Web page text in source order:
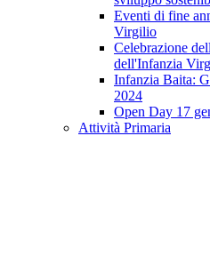
Eventi di fine
Virgilio
Celebrazione
dell'Infanzia
Infanzia Baita:
2024
Open Day 17
Attività Primaria